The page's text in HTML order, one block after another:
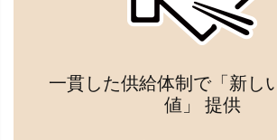
一貫した供給体制で「新し
値」 提供